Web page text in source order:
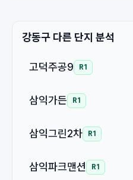
강동구 다른 단지 분석
고덕주공9 R1
삼익가든 R1
삼익그린2차 R1
삼익파크맨션 R1